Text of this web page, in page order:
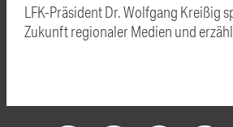
LFK-Präsident Dr. Wolfgang Kreißig
Zukunft regionaler Medien und